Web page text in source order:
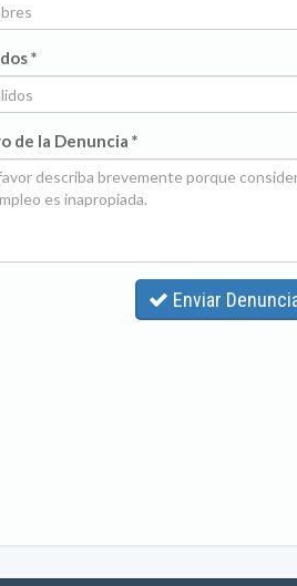
*
de la Denuncia *
Enviar